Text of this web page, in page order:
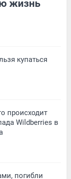
жизнь
купаться
происходит
Wildberries в
погибли